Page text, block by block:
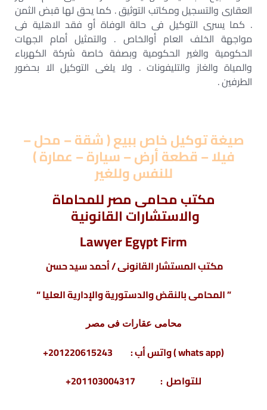
العقارى والتسجيل ومكاتب التوثيق . كما يحق لها قبض الثمن
. كما يسرى التوكيل فى حالة الوفاة أو فقد الاهلية فى
مواجهة الخلف العام أوالخاص . والتمثيل أمام الجهات
الحكومية والغير الحكومية وبصفة خاصة شركة الكهرباء
والمياة والغاز والتليفونات . ولا يلغى التوكيل الا بحضور
الطرفين .
صيغة توكيل خاص ببيع ( شقة – محل –
فيلا – قطعة أرض – سيارة – عمارة )
للنفس وللغير
مكتب محامى مصر للمحاماة
والاستشارات القانونية
Lawyer Egypt Firm
مكتب المستشار القانونى / أحمد سيد حسن
” المحامى بالنقض والدستورية والإدارية العليا “
محامى عقارات فى مصر
(whats app ) واتس أب : 201220615243+
للتواصل : 201103004317+